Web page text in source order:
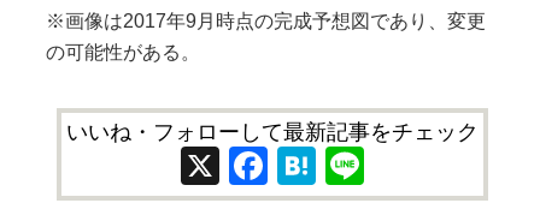
※画像は2017年9月時点の完成予想図であり、変更
の可能性がある。
いいね・フォローして最新記事をチェック
X Facebook
Hatena